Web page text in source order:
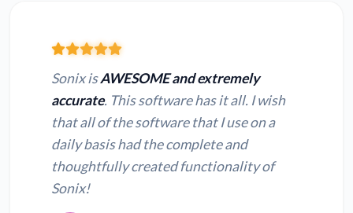
Sonix isAWESOME and extremely
accurate. This software has it all. I wish
that all of the software that I use on a
daily basis had the complete and
thoughtfully created functionality of
Sonix!